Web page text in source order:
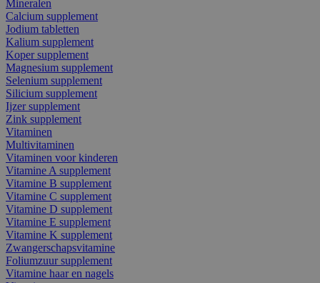
Mineralen
Calcium supplement
Jodium tabletten
Kalium supplement
Koper supplement
Magnesium supplement
Selenium supplement
Silicium supplement
Ijzer supplement
Zink supplement
Vitaminen
Multivitaminen
Vitaminen voor kinderen
Vitamine A supplement
Vitamine B supplement
Vitamine C supplement
Vitamine D supplement
Vitamine E supplement
Vitamine K supplement
Zwangerschapsvitamine
Foliumzuur supplement
Vitamine haar en nagels